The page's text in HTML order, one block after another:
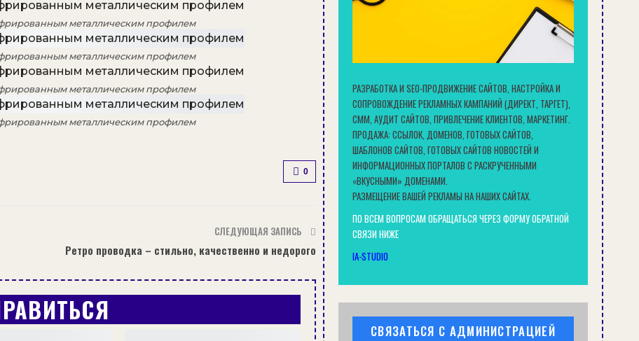
металлическим профилем
металлическим профилем
металлическим профилем
металлическим профилем
0
СЛЕДУЮЩАЯ ЗАПИСЬ
Ретро проводка – стильно, качественно и недорого
РАЗРАБОТКА И SEO-ПРОДВИЖЕНИЕ САЙТОВ, НАСТРОЙКА И
СОПРОВОЖДЕНИЕ РЕКЛАМНЫХ КАМПАНИЙ (ДИРЕКТ, ТАРГЕТ),
СММ, АУДИТ САЙТОВ, ПРИВЛЕЧЕНИЕ КЛИЕНТОВ, МАРКЕТИНГ.
ПРОДАЖА: ССЫЛОК, ДОМЕНОВ, ГОТОВЫХ САЙТОВ,
ШАБЛОНОВ САЙТОВ, ГОТОВЫХ САЙТОВ НОВОСТЕЙ И
ИНФОРМАЦИОННЫХ ПОРТАЛОВ С РАСКРУЧЕННЫМИ
«ВКУСНЫМИ» ДОМЕНАМИ.
РАЗМЕЩЕНИЕ ВАШЕЙ РЕКЛАМЫ НА НАШИХ САЙТАХ.
ПО ВСЕМ ВОПРОСАМ ОБРАЩАТЬСЯ ЧЕРЕЗ ФОРМУ ОБРАТНОЙ
СВЯЗИ НИЖЕ
IA-STUDIO
СВЯЗАТЬСЯ С АДМИНИСТРАЦИЕЙ